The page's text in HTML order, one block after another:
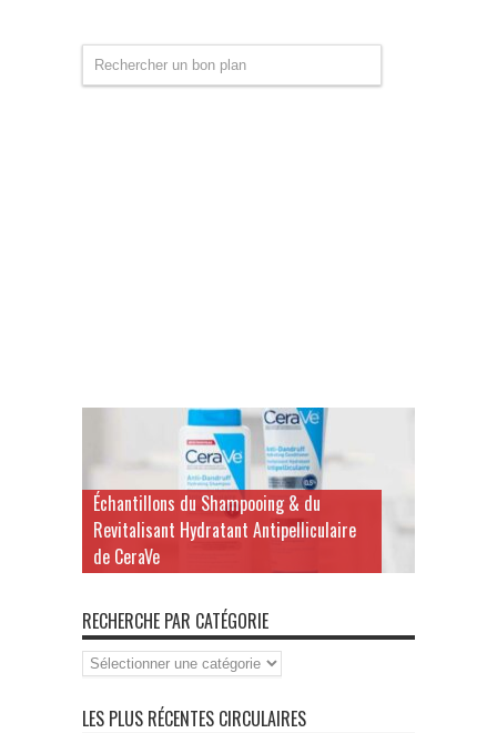
Échantillons du Shampooing & du
Revitalisant Hydratant Antipelliculaire
de CeraVe
RECHERCHE PAR CATÉGORIE
Recherche
par
LES PLUS RÉCENTES CIRCULAIRES